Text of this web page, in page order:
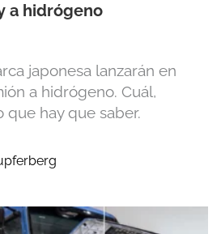
a hidrógeno
japonesa lanzarán en
a hidrógeno. Cuál,
que hay que saber.